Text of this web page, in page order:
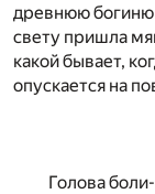
древнюю богиню
свету пришла
какой бывает,
опускается на
Голова